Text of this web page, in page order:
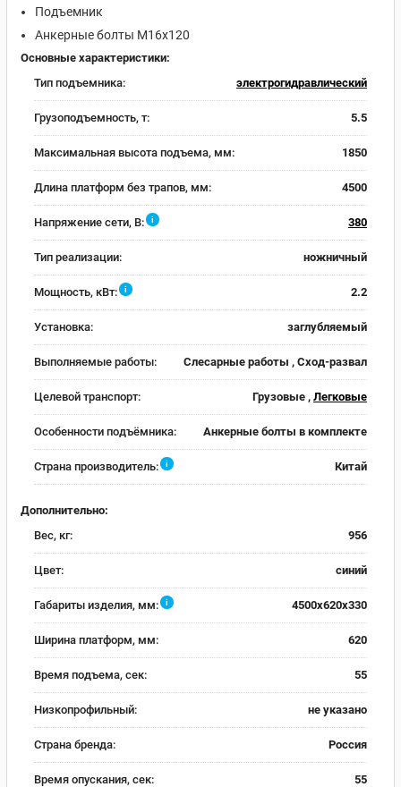
Подъемник
Анкерные болты M16x120
Основные характеристики:
Тип подъемника:
электрогидравлический
Грузоподъемность, т: 5.5
Максимальная высота подъема, мм: 1850
Длина платформ без трапов, мм: 4500
Напряжение сети, В: i 380
Тип реализации: ножничный
Мощность, кВт: i 2.2
Установка: заглубляемый
Выполняемые работы: Слесарные работы , Сход-развал
Целевой транспорт: Грузовые , Легковые
Особенности подъёмника: Анкерные болты в комплекте
Страна производитель: i Китай
Дополнительно:
Вес, кг:
956
Цвет: синий
Габариты изделия, мм: i 4500x620x330
Ширина платформ, мм: 620
Время подъема, сек: 55
Низкопрофильный: не указано
Страна бренда: Россия
Время опускания, сек: 55